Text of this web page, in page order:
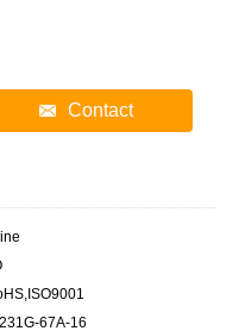
Contact
67A-16